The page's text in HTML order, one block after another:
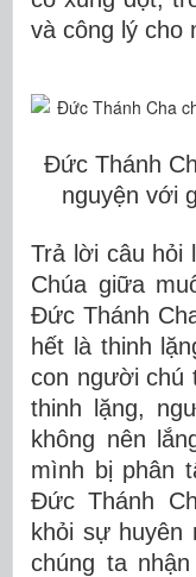
và công lý cho
Đức Thánh
nguyện với
Trả lời câu hỏi
Chúa giữa
Đức Thánh
hết là thinh
con người chú
thinh lặng,
không nên
mình bị phân
Đức Thánh
khỏi sự huyên
chúng ta